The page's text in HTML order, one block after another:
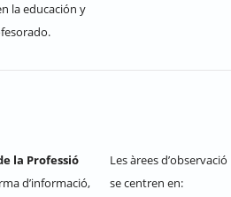
la educación y
la Professió
d’informació,
Les àrees d’observació
se centren en: